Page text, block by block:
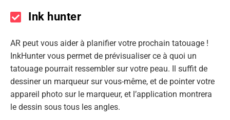
Ink hunter
AR peut vous aider à planifier votre prochain tatouage !
InkHunter vous permet de prévisualiser ce à quoi un
tatouage pourrait ressembler sur votre peau. Il suffit de
dessiner un marqueur sur vous-même, et de pointer votre
appareil photo sur le marqueur, et l’application montrera
le dessin sous tous les angles.